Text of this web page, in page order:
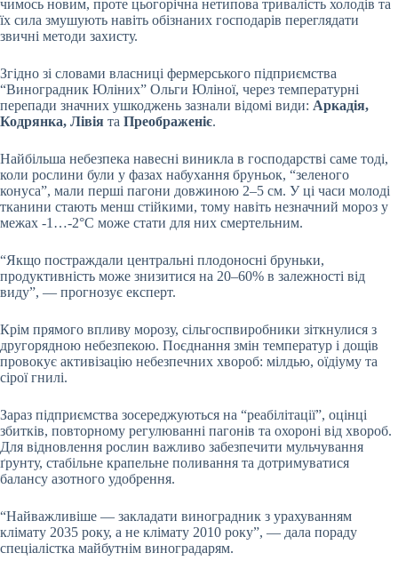
чимось новим, проте цьогорічна нетипова тривалість холодів та
їх сила змушують навіть обізнаних господарів переглядати
звичні методи захисту.
Згідно зі словами власниці фермерського підприємства
“Виноградник Юліних” Ольги Юліної, через температурні
перепади значних ушкоджень зазнали відомі види: Аркадія,
Кодрянка, Лівія та Преображеніє.
Найбільша небезпека навесні виникла в господарстві саме тоді,
коли рослини були у фазах набухання бруньок, “зеленого
конуса”, мали перші пагони довжиною 2–5 см. У ці часи молоді
тканини стають менш стійкими, тому навіть незначний мороз у
межах -1…-2°C може стати для них смертельним.
“Якщо постраждали центральні плодоносні бруньки,
продуктивність може знизитися на 20–60% в залежності від
виду”, — прогнозує експерт.
Крім прямого впливу морозу, сільгоспвиробники зіткнулися з
другорядною небезпекою. Поєднання змін температур і дощів
провокує активізацію небезпечних хвороб: мілдью, оїдіуму та
сірої гнилі.
Зараз підприємства зосереджуються на “реабілітації”, оцінці
збитків, повторному регулюванні пагонів та охороні від хвороб.
Для відновлення рослин важливо забезпечити мульчування
ґрунту, стабільне крапельне поливання та дотримуватися
балансу азотного удобрення.
“Найважливіше — закладати виноградник з урахуванням
клімату 2035 року, а не клімату 2010 року”, — дала пораду
спеціалістка майбутнім виноградарям.